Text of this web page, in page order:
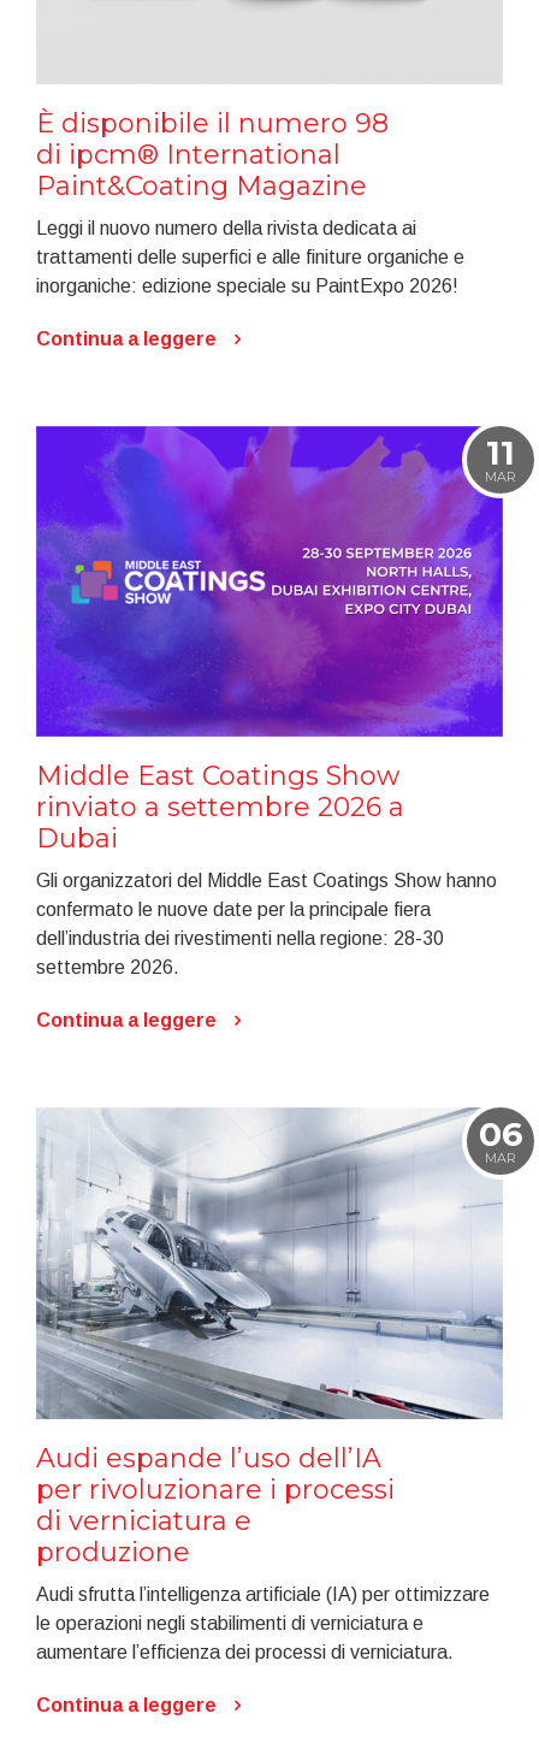
È disponibile il numero 98
di ipcm® International
Paint&Coating Magazine
Leggi il nuovo numero della rivista dedicata ai
trattamenti delle superfici e alle finiture organiche e
inorganiche: edizione speciale su PaintExpo 2026!
Continua a leggere
11
MAR
Middle East Coatings Show
rinviato a settembre 2026 a
Dubai
Gli organizzatori del Middle East Coatings Show hanno
confermato le nuove date per la principale fiera
dell’industria dei rivestimenti nella regione: 28-30
settembre 2026.
Continua a leggere
06
MAR
Audi espande l’uso dell’IA
per rivoluzionare i processi
di verniciatura e
produzione
Audi sfrutta l’intelligenza artificiale (IA) per ottimizzare
le operazioni negli stabilimenti di verniciatura e
aumentare l’efficienza dei processi di verniciatura.
Continua a leggere